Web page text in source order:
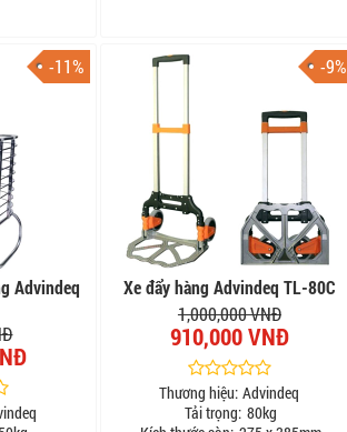
-11%
Advindeq
-9%
Xe đẩy hàng Advindeq TL-80C
1,000,000 VNĐ
910,000 VNĐ
Thương hiệu: Advindeq
Tải trọng: 80kg